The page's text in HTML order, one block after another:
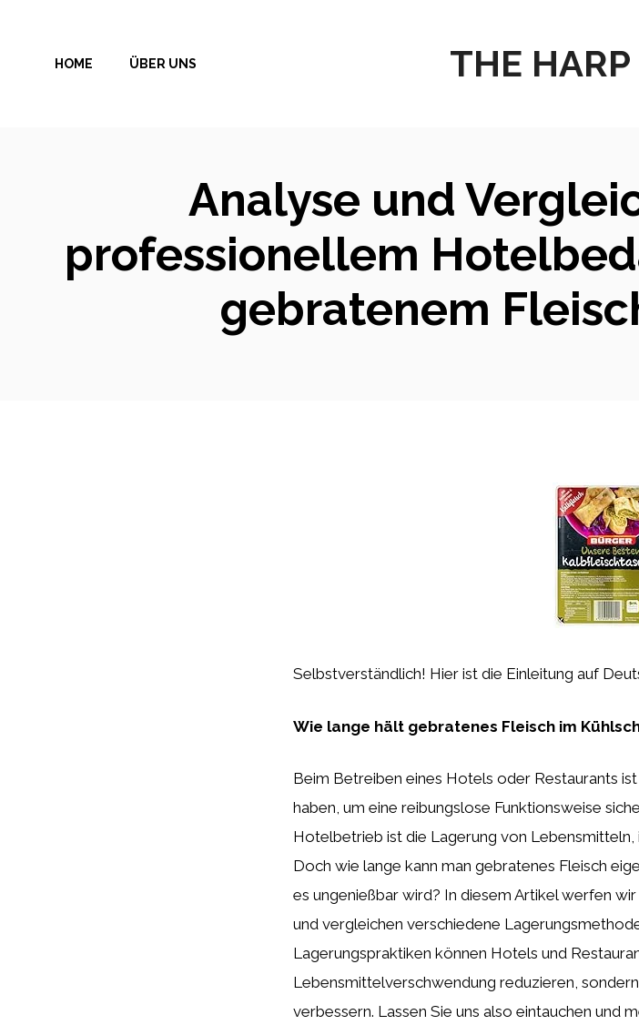
springen
THE
HOME ÜBER UNS
Analyse und
professionellem
gebratenem
Selbstverständlich! Hier ist die Einleitung auf
Wie lange hält gebratenes Fleisch im
Beim Betreiben eines Hotels oder Restaurants
haben, um eine reibungslose Funktionsweise
Hotelbetrieb ist die Lagerung von
Doch wie lange kann man gebratenes Fleisch
es ungenießbar wird? In diesem Artikel werfen
und vergleichen verschiedene
Lagerungspraktiken können Hotels und
Lebensmittelverschwendung reduzieren,
verbessern. Lassen Sie uns also eintauchen und